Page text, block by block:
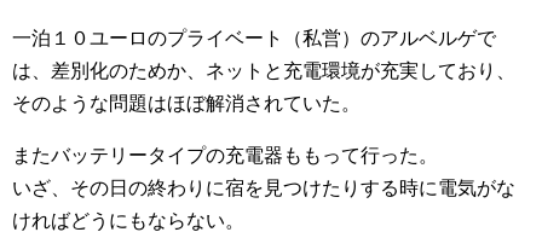
一泊１０ユーロのプライベート（私営）のアルベルゲで
は、差別化のためか、ネットと充電環境が充実しており、
そのような問題はほぼ解消されていた。
またバッテリータイプの充電器ももって行った。
いざ、その日の終わりに宿を見つけたりする時に電気がな
ければどうにもならない。